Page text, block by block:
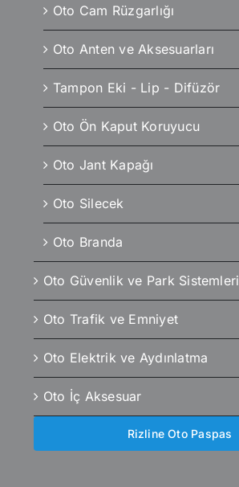
Oto Cam Rüzgarlığı
Oto Anten ve Aksesuarları
Tampon Eki - Lip - Difüzör
Oto Ön Kaput Koruyucu
Oto Jant Kapağı
Oto Silecek
Oto Branda
Oto Güvenlik ve Park Sistemleri
Oto Trafik ve Emniyet
Oto Elektrik ve Aydınlatma
Oto İç Aksesuar
Rizline Oto Paspas